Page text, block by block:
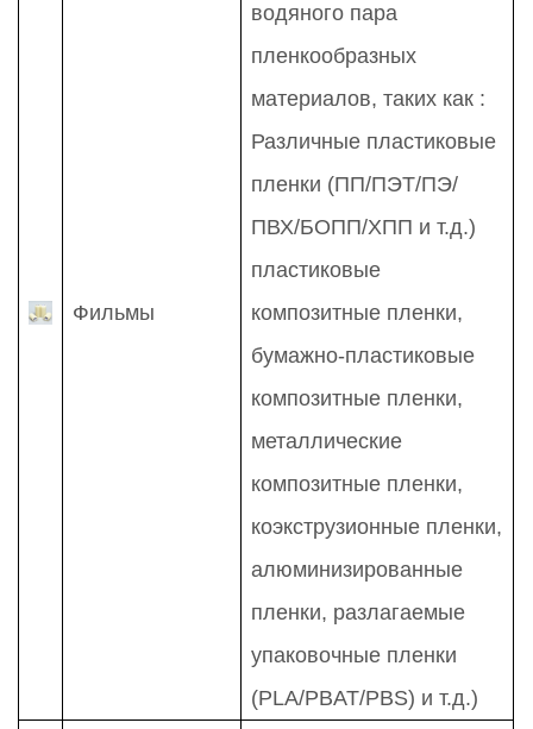
Фильмы
водяного пара
пленкообразных
материалов, таких как :
Различные пластиковые
пленки (ПП/ПЭТ/ПЭ/
ПВХ/БОПП/ХПП и т.д.)
пластиковые
композитные пленки,
бумажно-пластиковые
композитные пленки,
металлические
композитные пленки,
коэкструзионные пленки,
алюминизированные
пленки, разлагаемые
упаковочные пленки
(PLA/PBAT/PBS) и т.д.)